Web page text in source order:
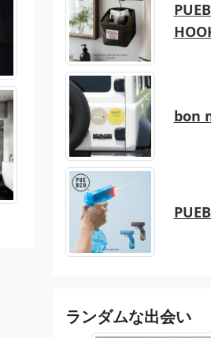
bon
ランダムな出会い